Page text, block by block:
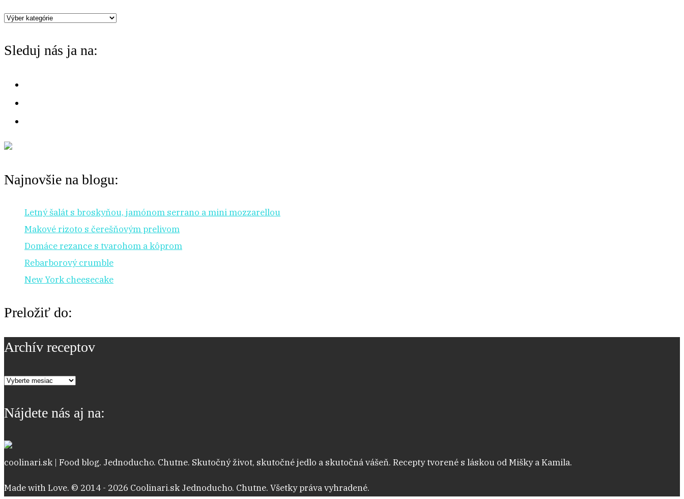
f
o
Máte
na:
Sleduj nás ja na:
Najnovšie na blogu:
Letný šalát s broskyňou, jamónom serrano a mini mozzarellou
Makové rizoto s čerešňovým prelivom
Domáce rezance s tvarohom a kôprom
Rebarborový crumble
New York cheesecake
Preložiť do:
Archív receptov
Archív
Nájdete nás aj na:
coolinari.sk | Food blog. Jednoducho. Chutne. Skutočný život, skutočné jedlo a skutočná vášeň. Recepty tvorené s láskou od Mišky a Kamila.
Made with Love. © 2014 - 2026 Coolinari.sk Jednoducho. Chutne. Všetky práva vyhradené.